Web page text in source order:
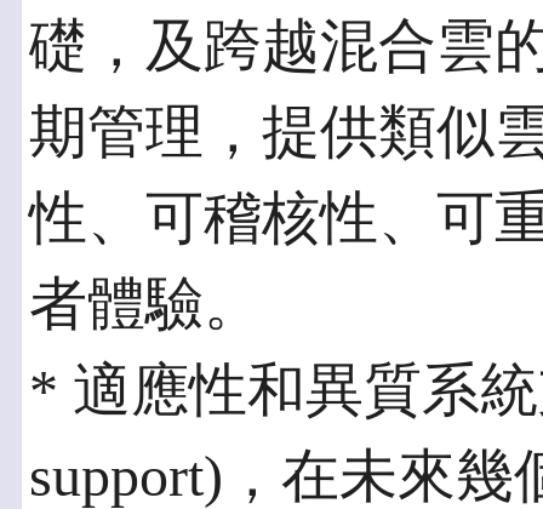
礎，及跨越混合雲
期管理，提供類似
性、可稽核性、可
者體驗。
* 適應性和異質系統
support)，在未來